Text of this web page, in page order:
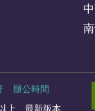
辦公時間
上、最新版本